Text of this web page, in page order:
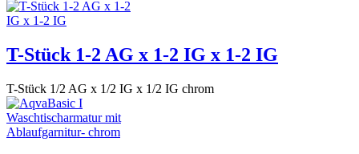
T-Stück 1-2 AG x 1-2 IG x 1-2 IG
T-Stück 1/2 AG x 1/2 IG x 1/2 IG chrom